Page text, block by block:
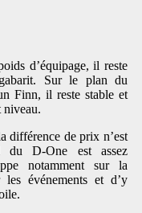
d’équipage, il reste
Sur le plan du
Finn, il reste stable et
niveau.
différence de prix n’est
du D-One est assez
notamment sur la
événements et d’y